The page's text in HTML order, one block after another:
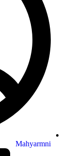
Mahyarmni